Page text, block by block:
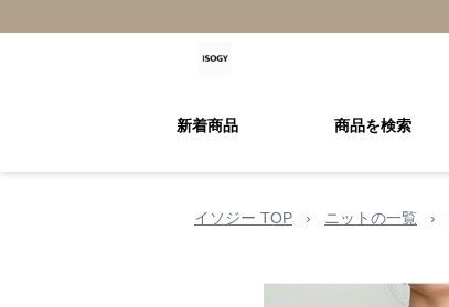
新着商品 商品を検索
イソジー TOP › ニットの一覧 ›